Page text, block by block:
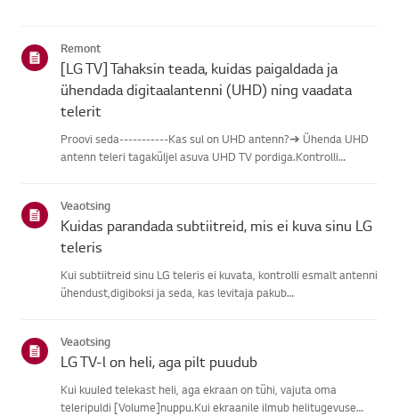
Remont
[LG TV] Tahaksin teada, kuidas paigaldada ja
ühendada digitaalantenni (UHD) ning vaadata
telerit
Proovi seda-----------Kas sul on UHD antenn?➔ Ühenda UHD
antenn teleri tagaküljel asuva UHD TV pordiga.Kontrolli
signaali, j...
Veaotsing
Kuidas parandada subtiitreid, mis ei kuva sinu LG
teleris
Kui subtiitreid sinu LG teleris ei kuvata, kontrolli esmalt antenni
ühendust,digiboksi ja seda, kas levitaja pakub
kasutad ...
Veaotsing
LG TV-l on heli, aga pilt puudub
Kui kuuled telekast heli, aga ekraan on tühi, vajuta oma
teleripuldi [Volume]nuppu.Kui ekraanile ilmub helitugevuse